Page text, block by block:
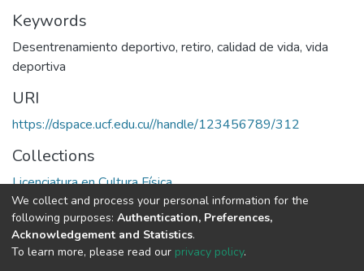
Keywords
Desentrenamiento deportivo, retiro, calidad de vida, vida
deportiva
URI
https://dspace.ucf.edu.cu//handle/123456789/312
Collections
Licenciatura en Cultura Física
Full item page
DSpace software copyright © 2002-2026
We collect and process your personal information for the
following purposes: Authentication, Preferences,
Acknowledgement and Statistics.
To learn more, please read our privacy policy.